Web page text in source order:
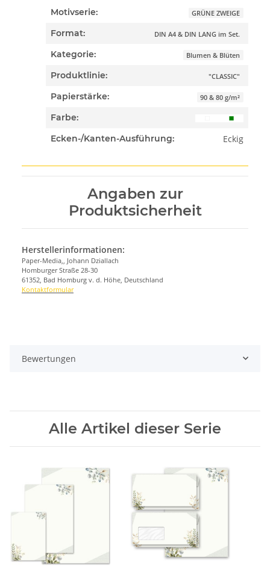
Motivserie: GRÜNE ZWEIGE
Format: DIN A4 & DIN LANG im Set.
Kategorie: Blumen & Blüten
Produktlinie: "CLASSIC"
Papierstärke: 90 & 80 g/m²
Farbe:
Ecken-/Kanten-Ausführung:
Eckig
Angaben zur
Produktsicherheit
Herstellerinformationen:
Paper-Media,, Johann Dziallach
Homburger Straße 28-30
61352, Bad Homburg v. d. Höhe, Deutschland
Kontaktformular
Bewertungen
Alle Artikel dieser Serie